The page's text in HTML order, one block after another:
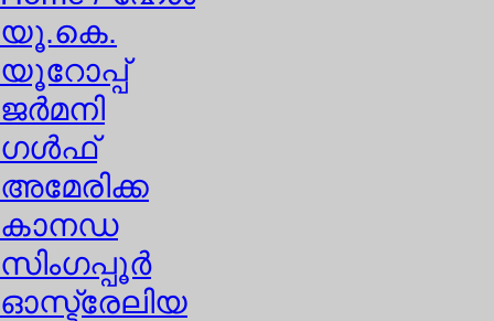
യൂ.കെ.
യൂറോപ്പ്
ജര്‍മനി
ഗള്‍ഫ്
അമേരിക്ക
കാനഡ
സിംഗപ്പൂര്‍
ഓസ്ട്രേലിയ